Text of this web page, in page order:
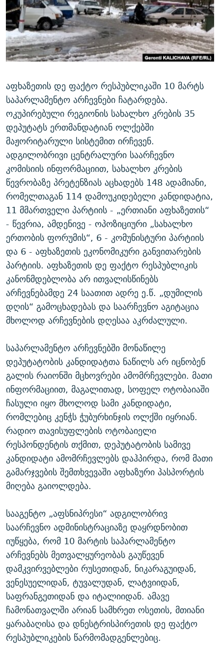
ᲛᲝᲚᲐᲞᲐᲠᲐᲙᲔ ᲢᲔᲥᲡᲢᲔᲑᲘ
ᲨᲘᲜ - ᲣᲪᲮᲝᲔᲗᲨᲘ
ᲚᲘᲢᲔᲠᲐᲢᲣᲠᲣᲚᲘ ᲬᲐᲮᲜᲐᲒᲔᲑᲘ
ᲐᲛᲔᲠᲘᲙᲣᲚᲘ ᲛᲝᲗᲮᲠᲝᲑᲐ
ᲘᲛᲞᲔᲠᲘᲐ ᲓᲐ ᲠᲐᲓᲘᲝ
ᲩᲔᲛᲘ ᲡᲘᲙᲕᲓᲘᲚᲘᲡ ᲛᲘᲖᲔᲖᲘᲐ COVID-19
11 ᲬᲔᲚᲘ - 11 ᲐᲛᲑᲐᲕᲘ
ᲡᲐᲞᲐᲠᲚᲐᲛᲔᲜᲢᲝ ᲐᲠᲩᲔᲕᲜᲔᲑᲘᲡ ᲘᲡᲢᲝᲠᲘᲐ
ᲑᲐᲕᲨᲕᲔᲑᲘ ᲞᲠᲝᲡᲢᲘᲢᲣᲪᲘᲐᲨᲘ - ᲐᲛᲝᲣᲗᲥᲛᲔᲚᲘ ᲐᲛᲑᲐᲕᲘ
5 ᲐᲛᲑᲐᲕᲘ - 20 ᲘᲕᲜᲘᲡᲡ ᲓᲐᲨᲐᲕᲔᲑᲣᲚᲔᲑᲘ
ᲐᲒᲕᲘᲡᲢᲝᲡ ᲝᲛᲘ
ПРИВЕТ ᲙᲣᲚᲢᲣᲠᲐ
ᲒᲐᲛᲝᲘᲬᲔᲠᲔ
აფხაზეთის დე ფაქტო რესპუბლიკაში 10 მარტს
საპარლამენტო არჩევნები ჩატარდება.
ოკუპირებული რეგიონის სახალხო კრების 35
დეპუტატს ერთმანდატიან ოლქებში
მაჟორიტარული სისტემით ირჩევენ.
ადგილობრივი ცენტრალური საარჩევნო
კომისიის ინფორმაციით, სახალხო კრების
წევრობაზე პრეტენზიას აცხადებს 148 ადამიანი,
რომელთაგან 114 დამოუკიდებელი კანდიდატია,
11 მმართველი პარტიის - „ერთიანი აფხაზეთის“
- წევრია, ამდენივე - ოპოზიციური „სახალხო
ერთობის ფორუმის“, 6 - კომუნისტური პარტიის
და 6 - აფხაზეთის ეკონომიკური განვითარების
პარტიის. აფხაზეთის დე ფაქტო რესპუბლიკის
კანონმდებლობა არ ითვალისწინებს
არჩევნებამდე 24 საათით ადრე ე.წ. „დუმილის
დღის“ გამოცხადებას და საარჩევნო აგიტაცია
მხოლოდ არჩევნების დღესაა აკრძალული.
საპარლამენტო არჩევნებში მონაწილე
დეპუტატობის კანდიდატთა ნაწილს არ იცნობენ
გალის რაიონში მცხოვრები ამომრჩევლები. მათი
ინფორმაციით, მაგალითად, სოფელ ოტობაიაში
ჩასული იყო მხოლოდ სამი კანდიდატი,
რომლებიც კენჭს ჭუბურხინჯის ოლქში იყრიან.
რადიო თავისუფლების ოტობაიელი
რესპონდენტის თქმით, დეპუტატობის სამივე
კანდიდატი ამომრჩევლებს დაჰპირდა, რომ მათი
გამარჯვების შემთხვევაში აფხაზური პასპორტის
მიღება გაიოლდება.
სააგენტო „აფსნიპრესი“ ადგილობრივ
საარჩევნო ადმინისტრაციაზე დაყრდნობით
იუწყება, რომ 10 მარტის საპარლამენტო
არჩევნებს მეთვალყურეობას გაუწევენ
დამკვირვებლები რუსეთიდან, ნიკარაგუიდან,
ვენესუელიდან, ტუვალუდან, ლატვიიდან,
საფრანგეთიდან და იტალიიდან. ამავე
ჩამონათვალში არიან სამხრეთ ოსეთის, მთიანი
ყარაბაღისა და დნესტრისპირეთის დე ფაქტო
რესპუბლიკების წარმომადგენლებიც.